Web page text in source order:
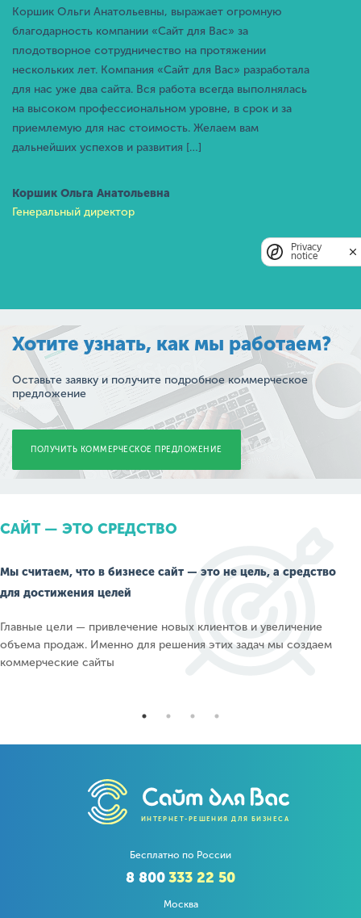
Коршик Ольги Анатольевны, выражает огромную
благодарность компании «Сайт для Вас» за
плодотворное сотрудничество на протяжении
нескольких лет. Компания «Сайт для Вас» разработала
для нас уже два сайта. Вся работа всегда выполнялась
на высоком профессиональном уровне, в срок и за
приемлемую для нас стоимость. Желаем вам
дальнейших успехов и развития […]
Коршик Ольга Анатольевна
Генеральный директор
Хотите узнать, как мы работаем?
Оставьте заявку и получите подробное коммерческое
предложение
ПОЛУЧИТЬ КОММЕРЧЕСКОЕ ПРЕДЛОЖЕНИЕ
САЙТ — ЭТО СРЕДСТВО
Мы считаем, что в бизнесе сайт — это не цель, а средство
для достижения целей
Главные цели — привлечение новых клиентов и увеличение
объема продаж. Именно для решения этих задач мы создаем
коммерческие сайты
ИНТЕРНЕТ-РЕШЕНИЯ ДЛЯ БИЗНЕСА
Бесплатно по России
8 800333 22 50
Москва
Privacy
notice